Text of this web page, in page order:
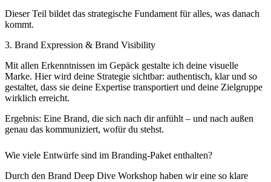
Dieser Teil bildet das strategische Fundament für alles, was danach
kommt.
3. Brand Expression & Brand Visibility
Mit allen Erkenntnissen im Gepäck gestalte ich deine visuelle
Marke. Hier wird deine Strategie sichtbar: authentisch, klar und so
gestaltet, dass sie deine Expertise transportiert und deine Zielgruppe
wirklich erreicht.
Ergebnis: Eine Brand, die sich nach dir anfühlt – und nach außen
genau das kommuniziert, wofür du stehst.
Wie viele Entwürfe sind im Branding-Paket enthalten?
Durch den Brand Deep Dive Workshop haben wir eine so klare